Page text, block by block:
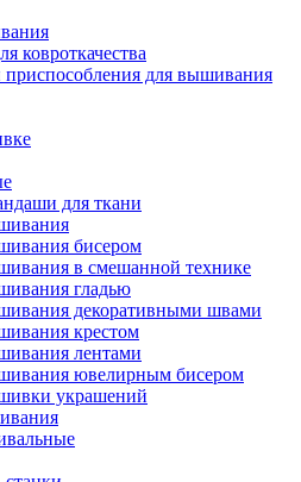
ковроткачества
для вышивания
для ткани
бисером
в смешанной технике
гладью
декоративными швами
крестом
лентами
ювелирным бисером
украшений